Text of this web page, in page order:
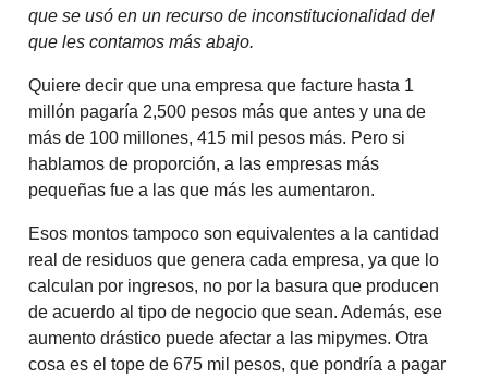
que se usó en un recurso de inconstitucionalidad del
que les contamos más abajo.
Quiere decir que una empresa que facture hasta 1
millón pagaría 2,500 pesos más que antes y una de
más de 100 millones, 415 mil pesos más. Pero si
hablamos de proporción, a las empresas más
pequeñas fue a las que más les aumentaron.
Esos montos tampoco son equivalentes a la cantidad
real de residuos que genera cada empresa, ya que lo
calculan por ingresos, no por la basura que producen
de acuerdo al tipo de negocio que sean. Además, ese
aumento drástico puede afectar a las mipymes. Otra
cosa es el tope de 675 mil pesos, que pondría a pagar